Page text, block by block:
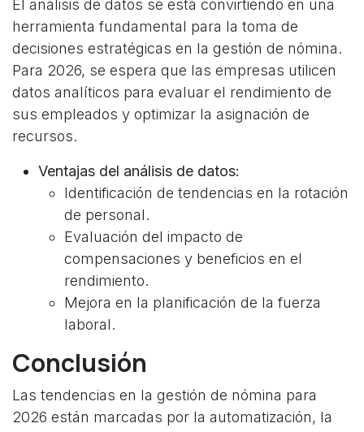
El análisis de datos se está convirtiendo en una
herramienta fundamental para la toma de
decisiones estratégicas en la gestión de nómina.
Para 2026, se espera que las empresas utilicen
datos analíticos para evaluar el rendimiento de
sus empleados y optimizar la asignación de
recursos.
Ventajas del análisis de datos:
Identificación de tendencias en la rotación
de personal.
Evaluación del impacto de
compensaciones y beneficios en el
rendimiento.
Mejora en la planificación de la fuerza
laboral.
Conclusión
Las tendencias en la gestión de nómina para
2026 están marcadas por la automatización, la